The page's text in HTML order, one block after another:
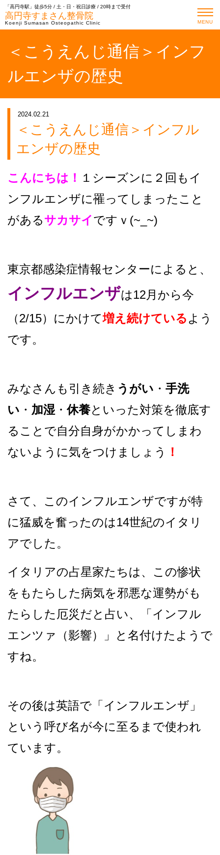
「高円寺駅」徒歩5分 / 土・日・祝日診療 / 20時まで受付
高円寺すまさん整骨院
Koenji Sumasan Osteopathic Clinic MENU
＜こうえんじ通信＞インフ
ルエンザの歴史
2024.02.21
＜こうえんじ通信＞インフル
エンザの歴史
こんにちは！ １シーズンに２回もイ
ンフルエンザに罹ってしまったこと
があるサカサイですｖ(~_~)
東京都感染症情報センターによると、
インフルエンザは12月から今
（2/15）にかけて増え続けている よう
です。
みなさんも引き続き うがい ・ 手洗
い ・ 加湿 ・休養といった対策を徹底す
ることで自分自身がかかってしまわ
ないように気をつけましょう
！
さて、このインフルエンザですが特
に猛威を奮ったのは14世紀のイタリ
アでした。
イタリアの占星家たちは、この惨状
をもたらした病気を邪悪な運勢がも
たらした厄災だと占い、「インフル
エンツァ（影響）」と名付けたようで
すね。
その後は英語で「インフルエンザ」
という呼び名が今に至るまで使われ
ています。